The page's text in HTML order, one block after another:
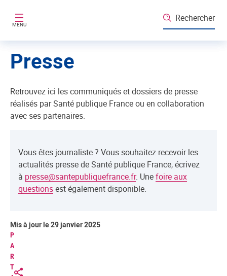
MENU
Rechercher
Presse
Retrouvez ici les communiqués et dossiers de presse
réalisés par Santé publique France ou en collaboration
avec ses partenaires.
Vous êtes journaliste ? Vous souhaitez recevoir les
actualités presse de Santé publique France, écrivez
à presse@santepubliquefrance.fr. Unefoire aux
questionsest également disponible.
P
A
R
T
Mis à jour le 29 janvier 2025